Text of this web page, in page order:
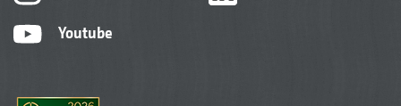
Youtube